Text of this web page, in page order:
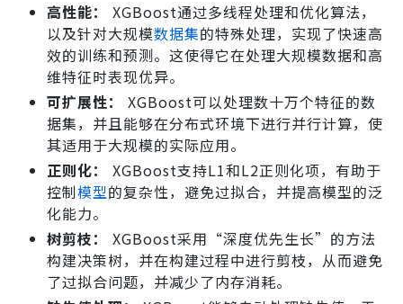
高性能：
XGBoost通过多线程处理和优化算法，
以及针对大规模数据集的特殊处理，实现了快速高
效的训练和预测。这使得它在处理大规模数据和高
维特征时表现优异。
可扩展性：
XGBoost可以处理数十万个特征的数
据集，并且能够在分布式环境下进行并行计算，使
其适用于大规模的实际应用。
正则化：
XGBoost支持L1和L2正则化项，有助于
控制模型的复杂性，避免过拟合，并提高模型的泛
化能力。
树剪枝：
XGBoost采用“深度优先生长”的方法
构建决策树，并在构建过程中进行剪枝，从而避免
了过拟合问题，并减少了内存消耗。